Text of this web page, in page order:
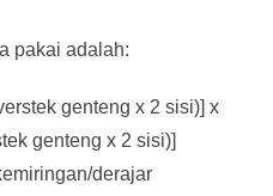
pakai adalah:
genteng x 2 sisi)] x
genteng x 2 sisi)]
derajar